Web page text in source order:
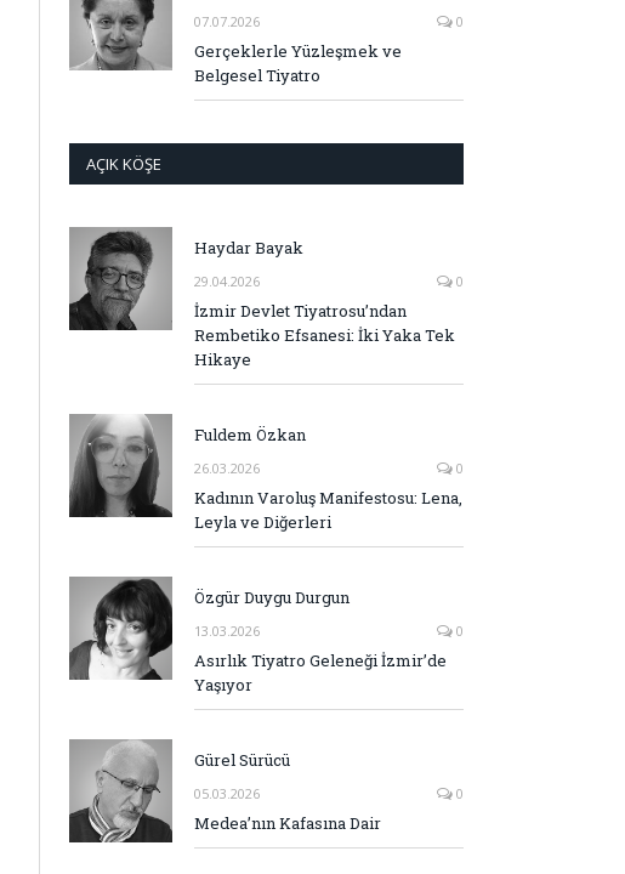
07.07.2026 0
Gerçeklerle Yüzleşmek ve
Belgesel Tiyatro
AÇIK KÖŞE
Haydar Bayak
29.04.2026 0
İzmir Devlet Tiyatrosu’ndan
Rembetiko Efsanesi: İki Yaka Tek
Hikaye
Fuldem Özkan
26.03.2026 0
Kadının Varoluş Manifestosu: Lena,
Leyla ve Diğerleri
Özgür Duygu Durgun
13.03.2026 0
Asırlık Tiyatro Geleneği İzmir’de
Yaşıyor
Gürel Sürücü
05.03.2026 0
Medea’nın Kafasına Dair